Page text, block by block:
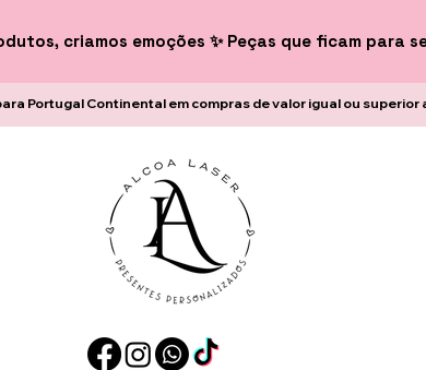
criamos emoções ✨ Peças que ficam para
Portugal Continental em compras de valor igual ou superior